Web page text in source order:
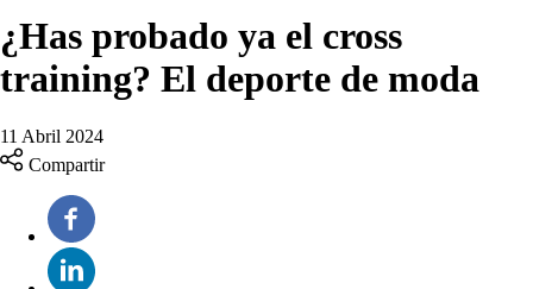
¿Has probado ya el cross
training? El deporte de moda
11 Abril 2024
Compartir